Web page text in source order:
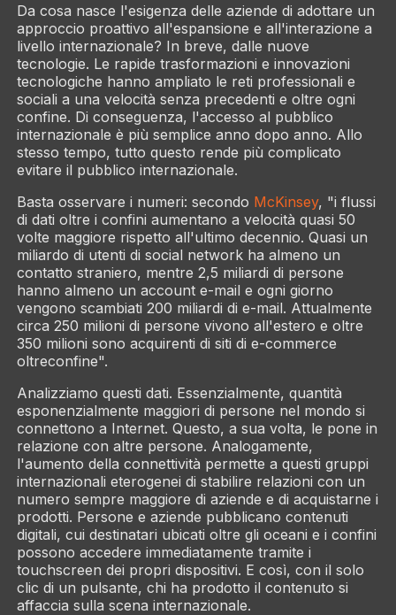
Da cosa nasce l'esigenza delle aziende di adottare un
approccio proattivo all'espansione e all'interazione a
livello internazionale? In breve, dalle nuove
tecnologie. Le rapide trasformazioni e innovazioni
tecnologiche hanno ampliato le reti professionali e
sociali a una velocità senza precedenti e oltre ogni
confine. Di conseguenza, l'accesso al pubblico
internazionale è più semplice anno dopo anno. Allo
stesso tempo, tutto questo rende più complicato
evitare il pubblico internazionale.
Basta osservare i numeri: secondo McKinsey, "i flussi
di dati oltre i confini aumentano a velocità quasi 50
volte maggiore rispetto all'ultimo decennio. Quasi un
miliardo di utenti di social network ha almeno un
contatto straniero, mentre 2,5 miliardi di persone
hanno almeno un account e-mail e ogni giorno
vengono scambiati 200 miliardi di e-mail. Attualmente
circa 250 milioni di persone vivono all'estero e oltre
350 milioni sono acquirenti di siti di e-commerce
oltreconfine".
Analizziamo questi dati. Essenzialmente, quantità
esponenzialmente maggiori di persone nel mondo si
connettono a Internet. Questo, a sua volta, le pone in
relazione con altre persone. Analogamente,
l'aumento della connettività permette a questi gruppi
internazionali eterogenei di stabilire relazioni con un
numero sempre maggiore di aziende e di acquistarne i
prodotti. Persone e aziende pubblicano contenuti
digitali, cui destinatari ubicati oltre gli oceani e i confini
possono accedere immediatamente tramite i
touchscreen dei propri dispositivi. E così, con il solo
clic di un pulsante, chi ha prodotto il contenuto si
affaccia sulla scena internazionale.